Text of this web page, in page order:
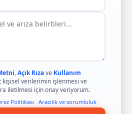
,Açık Rızave Kullanım
kişisel verilerimin işlenmesi ve
iletilmesi için onay veriyorum.
Politikası · Aracılık ve sorumluluk